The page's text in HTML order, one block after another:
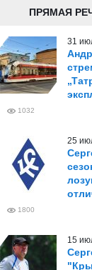
ПРЯМАЯ
31
1032
25
1800
15